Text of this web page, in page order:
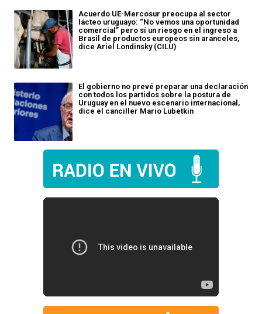
Acuerdo UE-Mercosur preocupa al sector
lácteo uruguayo: “No vemos una oportunidad
comercial” pero sí un riesgo en el ingreso a
Brasil de productos europeos sin aranceles,
dice Ariel Londinsky (CILU)
El gobierno no prevé preparar una declaración
con todos los partidos sobre la postura de
Uruguay en el nuevo escenario internacional,
dice el canciller Mario Lubetkin